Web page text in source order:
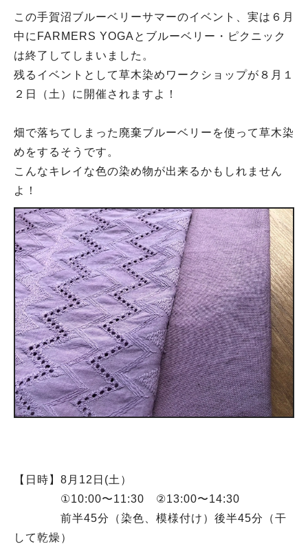
この手賀沼ブルーベリーサマーのイベント、実は６月
中にFARMERS YOGAとブルーベリー・ピクニック
は終了してしまいました。
残るイベントとして草木染めワークショップが８月１
２日（土）に開催されますよ！
畑で落ちてしまった廃棄ブルーベリーを使って草木染
めをするそうです。
こんなキレイな色の染め物が出来るかもしれません
よ！
【日時】8月12日(土）
①10:00〜11:30 ②13:00〜14:30
前半45分（染色、模様付け）後半45分（干
して乾燥）